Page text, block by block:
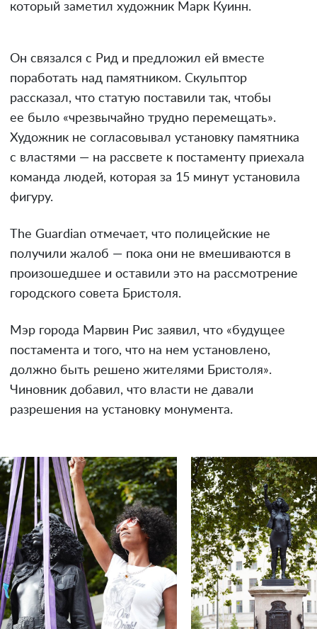
который заметил художник Марк Куинн.
Он связался с Рид и предложил ей вместе
поработать над памятником. Скульптор
рассказал, что статую поставили так, чтобы
ее было «чрезвычайно трудно перемещать».
Художник не согласовывал установку памятника
с властями — на рассвете к постаменту приехала
команда людей, которая за 15 минут установила
фигуру.
The Guardian отмечает, что полицейские не
получили жалоб — пока они не вмешиваются в
произошедшее и оставили это на рассмотрение
городского совета Бристоля.
Мэр города Марвин Рис заявил, что «будущее
постамента и того, что на нем установлено,
должно быть решено жителями Бристоля».
Чиновник добавил, что власти не давали
разрешения на установку монумента.